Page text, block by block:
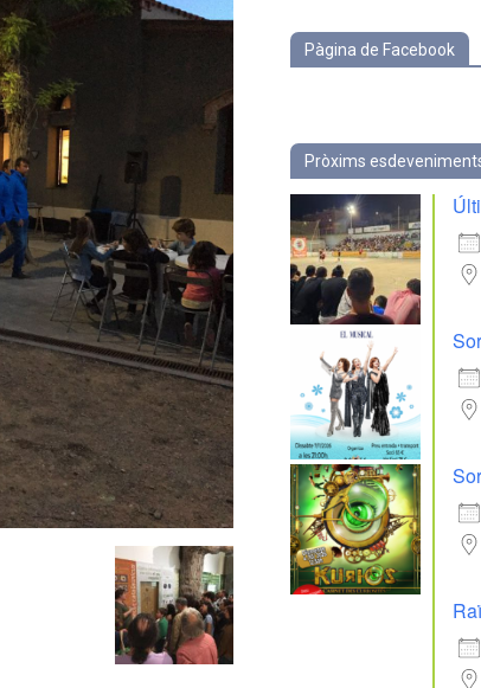
Pàgina de Facebook
Pròxims